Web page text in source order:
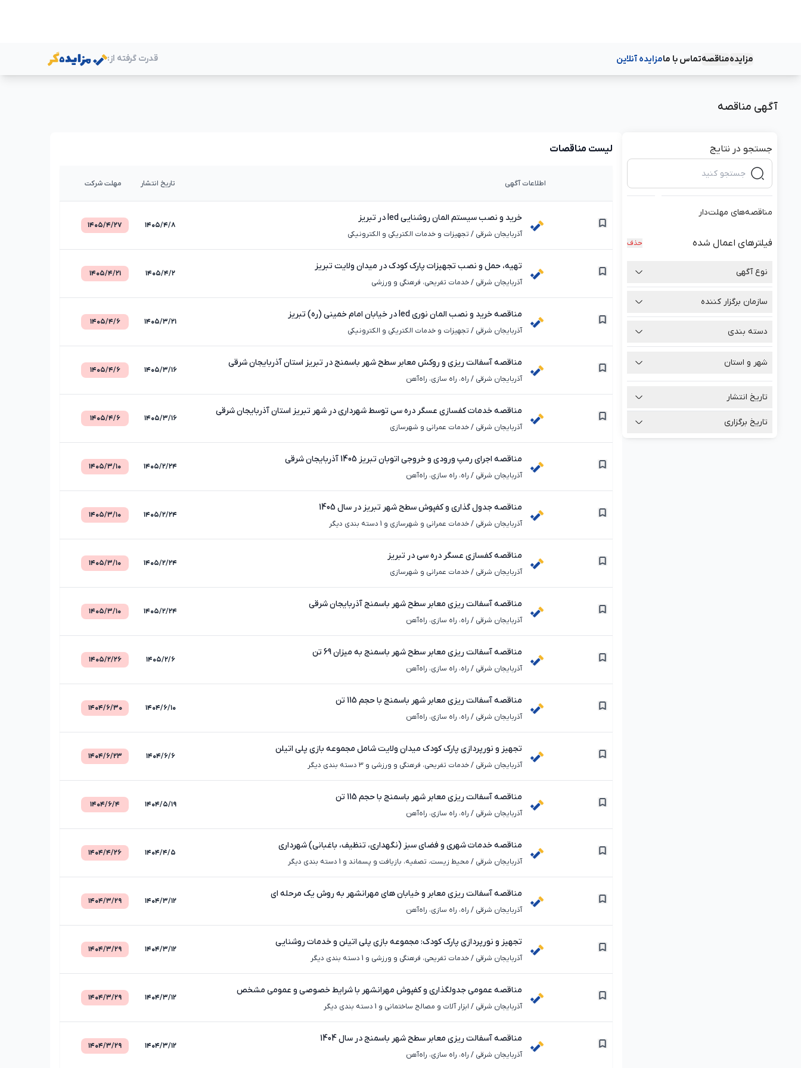
مزایدهمناقصهتماس با مامزایده آنلاین قدرت گرفته از:
آگهی مناقصه
جستجو در نتایج
مناقصه‌های مهلت‌دار
فیلترهای اعمال شده حذف
نوع آگهی
سازمان برگزار کننده
دسته بندی
شهر و استان
تاریخ انتشار
تاریخ برگزاری
لیست مناقصات
اطلاعات آگهی تاریخ انتشار مهلت شرکت
خرید و نصب سیستم المان روشنایی led در تبریز
آذربایجان شرقی / تجهیزات و خدمات الکتریکی و الکترونیکی
۱۴۰۵/۴/۸ ۱۴۰۵/۴/۲۷
تهیه، حمل و نصب تجهیزات پارک کودک در میدان ولایت تبریز
آذربایجان شرقی /خدمات تفریحی، فرهنگی و ورزشی
۱۴۰۵/۴/۲ ۱۴۰۵/۴/۲۱
مناقصه خرید و نصب المان نوری led در خیابان امام خمینی (ره) تبریز
آذربایجان شرقی / تجهیزات و خدمات الکتریکی و الکترونیکی
۱۴۰۵/۳/۲۱ ۱۴۰۵/۴/۶
مناقصه آسفالت ریزی و روکش معابر سطح شهر باسمنج در تبریز استان آذربایجان شرقی
آذربایجان شرقی / راه، راه‌ سازی، راه‌آهن
۱۴۰۵/۳/۱۶ ۱۴۰۵/۴/۶
مناقصه خدمات کفسازی عسگر دره سی توسط شهرداری در شهر تبریز استان آذربایجان شرقی
آذربایجان شرقی /خدمات عمرانی و شهرسازی
۱۴۰۵/۳/۱۶ ۱۴۰۵/۴/۶
مناقصه اجرای رمپ ورودی و خروجی اتوبان تبریز 1405 آذربایجان شرقی
آذربایجان شرقی / راه، راه‌ سازی، راه‌آهن
۱۴۰۵/۲/۲۴ ۱۴۰۵/۳/۱۰
مناقصه جدول گذاری و کفپوش سطح شهر تبریز در سال 1405
آذربایجان شرقی /خدمات عمرانی و شهرسازی و 1 دسته بندی دیگر
۱۴۰۵/۲/۲۴ ۱۴۰۵/۳/۱۰
مناقصه کفسازی عسگر دره سی در تبریز
آذربایجان شرقی /خدمات عمرانی و شهرسازی
۱۴۰۵/۲/۲۴ ۱۴۰۵/۳/۱۰
مناقصه آسفالت ریزی معابر سطح شهر باسمنج آذربایجان شرقی
آذربایجان شرقی / راه، راه‌ سازی، راه‌آهن
۱۴۰۵/۲/۲۴ ۱۴۰۵/۳/۱۰
مناقصه آسفالت ریزی معابر سطح شهر باسمنج به میزان 69 تن
آذربایجان شرقی / راه، راه‌ سازی، راه‌آهن
۱۴۰۵/۲/۶ ۱۴۰۵/۲/۲۶
مناقصه آسفالت ریزی معابر شهر باسمنج با حجم 115 تن
آذربایجان شرقی / راه، راه‌ سازی، راه‌آهن
۱۴۰۴/۶/۱۰ ۱۴۰۴/۶/۳۰
تجهیز و نورپردازی پارک کودک میدان ولایت شامل مجموعه بازی پلی اتیلن
آذربایجان شرقی /خدمات تفریحی، فرهنگی و ورزشی و 3 دسته بندی دیگر
۱۴۰۴/۶/۶ ۱۴۰۴/۶/۲۳
مناقصه آسفالت ریزی معابر شهر باسمنج با حجم 115 تن
آذربایجان شرقی / راه، راه‌ سازی، راه‌آهن
۱۴۰۴/۵/۱۹ ۱۴۰۴/۶/۴
مناقصه خدمات شهری و فضای سبز (نگهداری، تنظیف، باغبانی) شهرداری
آذربایجان شرقی / محیط ‌زیست، تصفیه، بازیافت و پسماند و 1 دسته بندی دیگر
۱۴۰۴/۴/۵ ۱۴۰۴/۴/۲۶
مناقصه آسفالت ریزی معابر و خیابان های مهرانشهر به روش یک مرحله ای
آذربایجان شرقی / راه، راه‌ سازی، راه‌آهن
۱۴۰۴/۳/۱۲ ۱۴۰۴/۳/۲۹
تجهیز و نورپردازی پارک کودک: مجموعه بازی پلی اتیلن و خدمات روشنایی
آذربایجان شرقی /خدمات تفریحی، فرهنگی و ورزشی و 1 دسته بندی دیگر
۱۴۰۴/۳/۱۲ ۱۴۰۴/۳/۲۹
مناقصه عمومی جدولگذاری و کفپوش مهرانشهر با شرایط خصوصی و عمومی مشخص
آذربایجان شرقی / ابزار آلات و مصالح ساختمانی و 1 دسته بندی دیگر
۱۴۰۴/۳/۱۲ ۱۴۰۴/۳/۲۹
مناقصه آسفالت ریزی معابر سطح شهر باسمنج در سال 1404
آذربایجان شرقی / راه، راه‌ سازی، راه‌آهن
۱۴۰۴/۳/۱۲ ۱۴۰۴/۳/۲۹